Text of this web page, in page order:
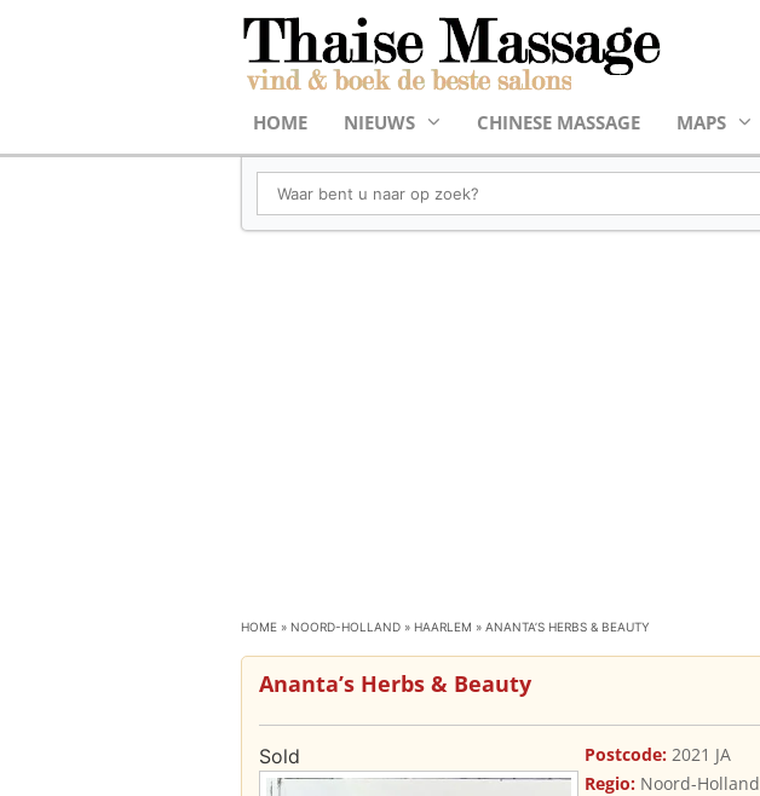
HOME NIEUWS CHINESE MASSAGE MAPS
HOME » NOORD-HOLLAND » HAARLEM » ANANTA’S HERBS & BEAUTY
Ananta’s Herbs & Beauty
Sold Postcode: 2021 JA
Regio: Noord-Holland